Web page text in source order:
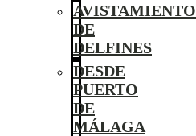
AVISTAMIENTO
DE
DELFINES
DESDE
PUERTO
DE
MÁLAGA